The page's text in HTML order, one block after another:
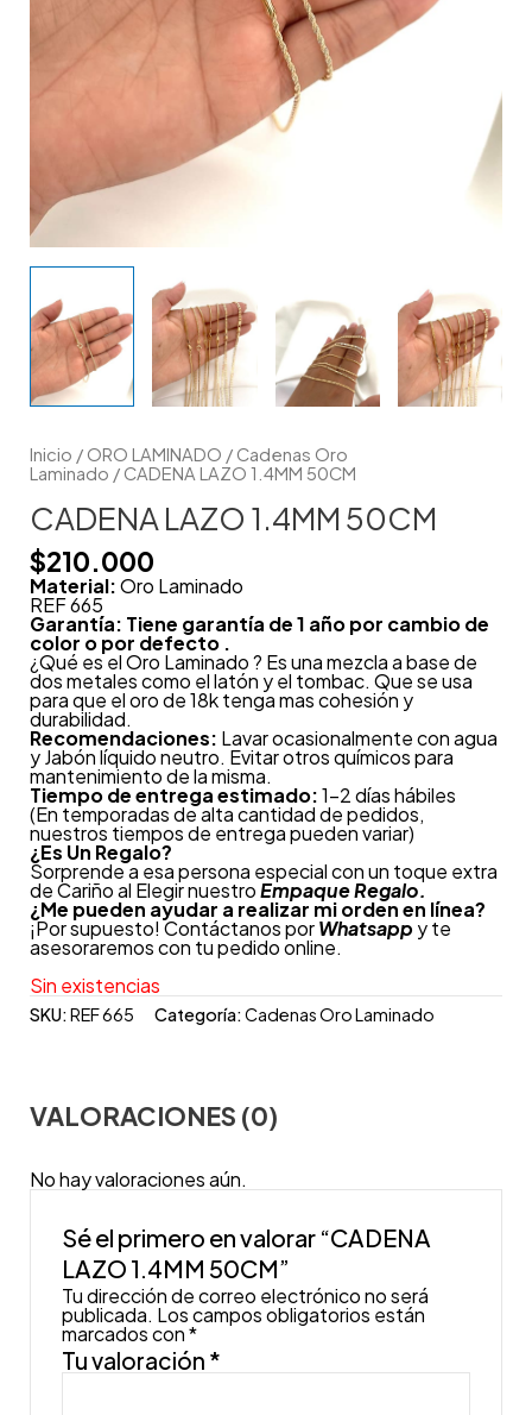
Inicio / ORO LAMINADO / Cadenas Oro
Laminado / CADENA LAZO 1.4MM 50CM
CADENA LAZO 1.4MM 50CM
$210.000
Material:Oro Laminado
REF 665
Garantía: Tiene garantía de 1 año por cambio de
color o por defecto .
¿Qué es el Oro Laminado ? Es una mezcla a base de
dos metales como el latón y el tombac. Que se usa
para que el oro de 18k tenga mas cohesión y
durabilidad.
Recomendaciones: Lavar ocasionalmente con agua
y Jabón líquido neutro. Evitar otros químicos para
mantenimiento de la misma.
Tiempo de entrega estimado:1-2 días hábiles
(En temporadas de alta cantidad de pedidos,
nuestros tiempos de entrega pueden variar)
¿Es Un Regalo?
Sorprende a esa persona especial con un toque extra
de Cariño al Elegir nuestroEmpaque Regalo.
¿Me pueden ayudar a realizar mi orden en línea?
¡Por supuesto! Contáctanos porWhatsapp y te
asesoraremos con tu pedido online.
Sin existencias
SKU:REF 665 Categoría:Cadenas Oro Laminado
VALORACIONES (0)
No hay valoraciones aún.
Sé el primero en valorar “CADENA
LAZO 1.4MM 50CM”
Tu dirección de correo electrónico no será
publicada. Los campos obligatorios están
marcados con*
Tu valoración *